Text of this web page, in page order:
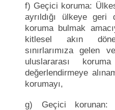
f) Geçici koruma:
ayrıldığı ülkeye
koruma bulmak
kitlesel akın
sınırlarımıza gelen
uluslararası
değerlendirmeye
korumayı,
g) Geçici korunan: